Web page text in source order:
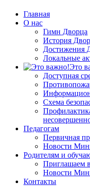
Главная
О нас
Гимн Дворца
История
Локальные
Это
Доступная
Схема
Педагогам
Первичная
Новости
Родителям и
Приглашаем
Новости
Контакты